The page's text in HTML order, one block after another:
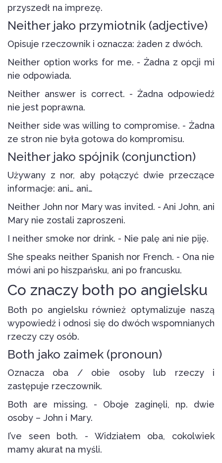
przyszedł na imprezę.
Neither jako przymiotnik (adjective)
Opisuje rzeczownik i oznacza: żaden z dwóch.
Neither option works for me. - Żadna z opcji mi
nie odpowiada.
Neither answer is correct. - Żadna odpowiedź
nie jest poprawna.
Neither side was willing to compromise. - Żadna
ze stron nie była gotowa do kompromisu.
Neither jako spójnik (conjunction)
Używany z nor, aby połączyć dwie przeczące
informacje: ani… ani…
Neither John nor Mary was invited. - Ani John, ani
Mary nie zostali zaproszeni.
I neither smoke nor drink. - Nie palę ani nie piję.
She speaks neither Spanish nor French. - Ona nie
mówi ani po hiszpańsku, ani po francusku.
Co znaczy both po angielsku
Both po angielsku również optymalizuje naszą
wypowiedź i odnosi się do dwóch wspomnianych
rzeczy czy osób.
Both jako zaimek (pronoun)
Oznacza oba / obie osoby lub rzeczy i
zastępuje rzeczownik.
Both are missing. - Oboje zaginęli, np. dwie
osoby – John i Mary.
I’ve seen both. - Widziałem oba, cokolwiek
mamy akurat na myśli.